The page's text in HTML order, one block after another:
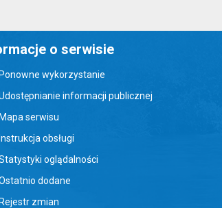
o serwisie
Ponowne wykorzystanie
informacji publicznej
Mapa serwisu
Instrukcja obsługi
oglądalności
dodane
Rejestr zmian